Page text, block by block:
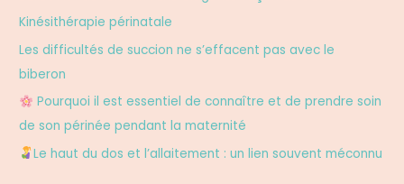
e
r
:
Kinésithérapie périnatale
Les difficultés de succion ne s’effacent pas avec le
biberon
Pourquoi il est essentiel de connaître et de prendre soin
de son périnée pendant la maternité
Le haut du dos et l’allaitement : un lien souvent méconnu